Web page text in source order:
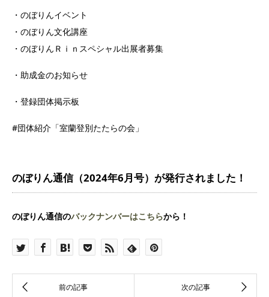
・のぼりんイベント
・のぼりん文化講座
・のぼりんＲｉｎスペシャル出展者募集
・助成金のお知らせ
・登録団体掲示板
#団体紹介「室蘭登別たたらの会」
のぼりん通信（2024年6月号）が発行されました！
のぼりん通信のバックナンバーはこちらから！